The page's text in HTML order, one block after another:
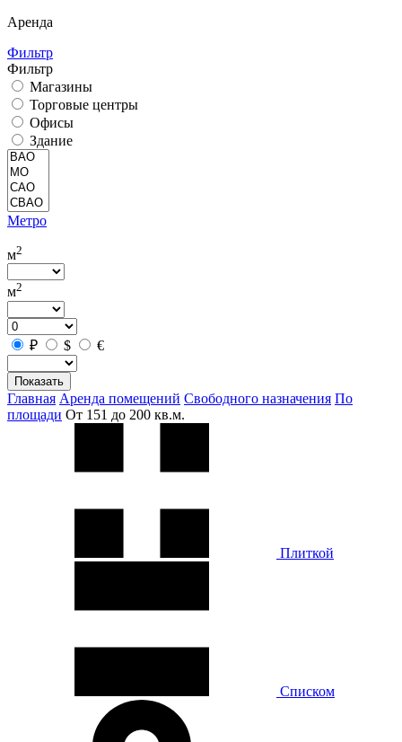
Аренда
Фильтр
Фильтр
Магазины
Торговые центры
Офисы
Здание
Метро
м2
м2
₽ $ €
Показать
Главная Аренда помещений Свободного назначения По
площади От 151 до 200 кв.м.
Плиткой
Списком